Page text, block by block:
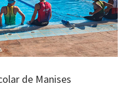
de Manises